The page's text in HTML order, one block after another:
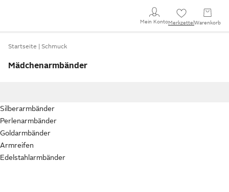
Mein KontoMerkzettel Warenkorb
Startseite Schmuck
Mädchenarmbänder
Silberarmbänder
Perlenarmbänder
Goldarmbänder
Armreifen
Edelstahlarmbänder